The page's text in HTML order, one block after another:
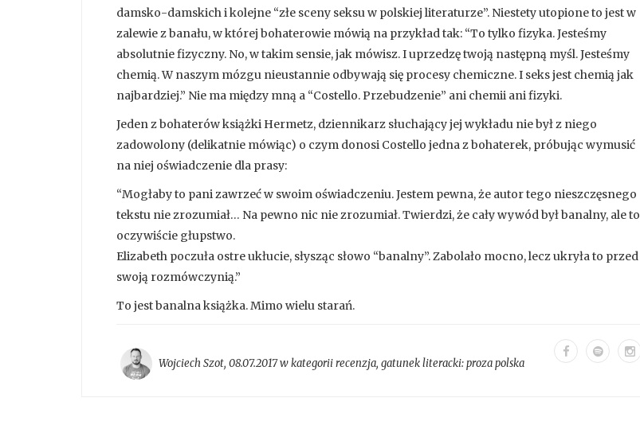
damsko-damskich i kolejne “złe sceny seksu w polskiej literaturze”. Niestety utopione to jest w
zalewie z banału, w której bohaterowie mówią na przykład tak: “To tylko fizyka. Jesteśmy
absolutnie fizyczny. No, w takim sensie, jak mówisz. I uprzedzę twoją następną myśl. Jesteśmy
chemią. W naszym mózgu nieustannie odbywają się procesy chemiczne. I seks jest chemią jak
najbardziej.” Nie ma między mną a “Costello. Przebudzenie” ani chemii ani fizyki.
Jeden z bohaterów książki Hermetz, dziennikarz słuchający jej wykładu nie był z niego
zadowolony (delikatnie mówiąc) o czym donosi Costello jedna z bohaterek, próbując wymusić
na niej oświadczenie dla prasy:
“Mogłaby to pani zawrzeć w swoim oświadczeniu. Jestem pewna, że autor tego nieszczęsnego
tekstu nie zrozumiał… Na pewno nic nie zrozumiał. Twierdzi, że cały wywód był banalny, ale to
oczywiście głupstwo.
Elizabeth poczuła ostre ukłucie, słysząc słowo “banalny”. Zabolało mocno, lecz ukryła to przed
swoją rozmówczynią.”
To jest banalna książka. Mimo wielu starań.
Wojciech Szot, 08.07.2017 w kategoriirecenzja, gatunek literacki:proza polska